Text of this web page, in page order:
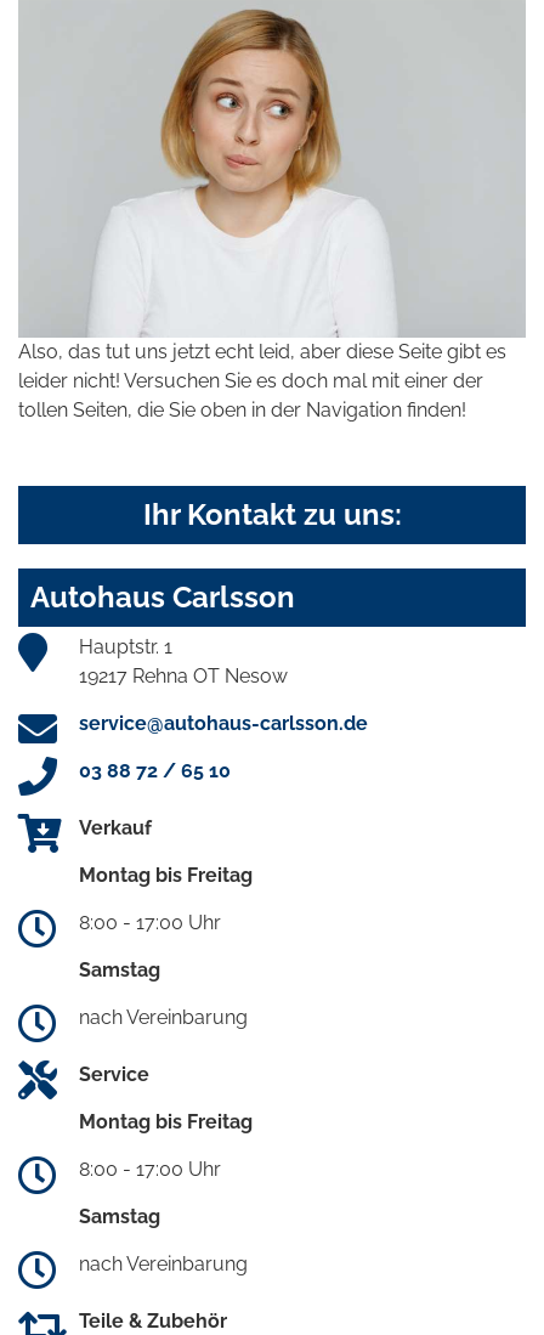
Also, das tut uns jetzt echt leid, aber diese Seite gibt es
leider nicht! Versuchen Sie es doch mal mit einer der
tollen Seiten, die Sie oben in der Navigation finden!
Ihr Kontakt zu uns:
Autohaus Carlsson
Hauptstr. 1
19217 Rehna OT Nesow
service@autohaus-carlsson.de
03 88 72 / 65 10
Verkauf
Montag bis Freitag
8:00 - 17:00 Uhr
Samstag
nach Vereinbarung
Service
Montag bis Freitag
8:00 - 17:00 Uhr
Samstag
nach Vereinbarung
Teile & Zubehör